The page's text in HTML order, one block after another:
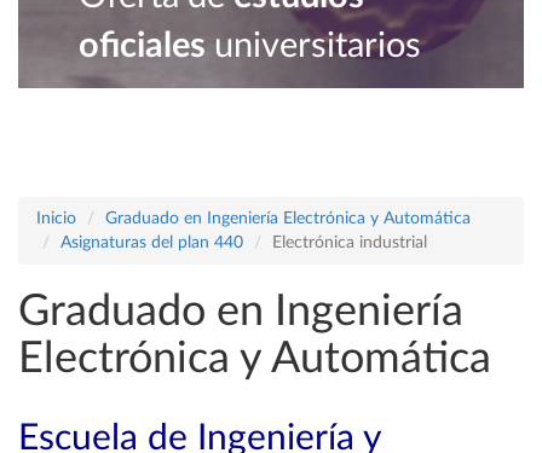
oficiales universitarios
Inicio
Graduado en Ingeniería Electrónica y Automática
Asignaturas del plan 440
Electrónica industrial
Graduado en Ingeniería
Electrónica y Automática
Escuela de Ingeniería y